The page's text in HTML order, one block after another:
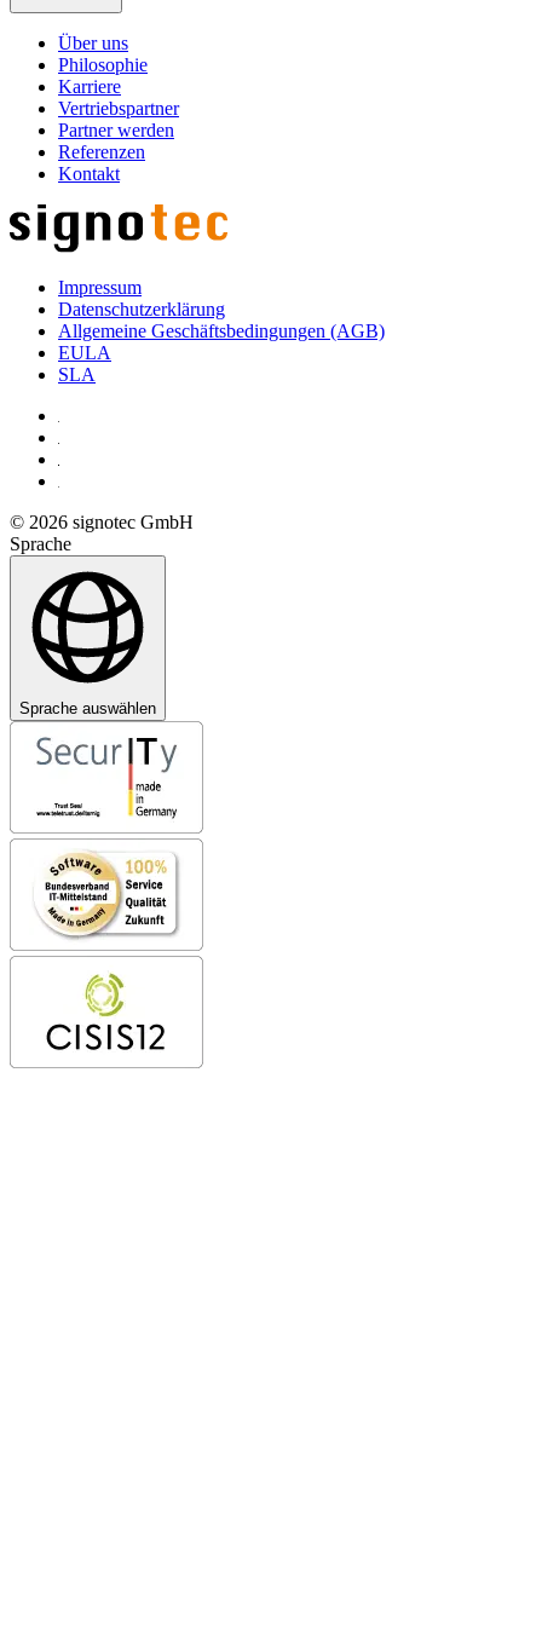
Über uns
Philosophie
Karriere
Vertriebspartner
Partner werden
Referenzen
Kontakt
Impressum
Datenschutzerklärung
Allgemeine Geschäftsbedingungen (AGB)
EULA
SLA
© 2026 signotec GmbH
Sprache
Sprache auswählen